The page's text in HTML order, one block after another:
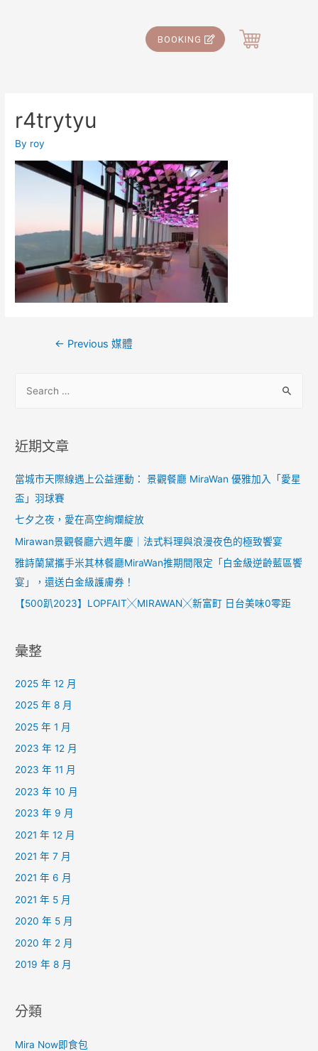
BOOKING
r4trytyu
By roy
← Previous 媒體
近期文章
當城市天際線遇上公益運動： 景觀餐廳 MiraWan 優雅加入「愛星
盃」羽球賽
七夕之夜，愛在高空絢爛綻放
Mirawan景觀餐廳六週年慶｜法式料理與浪漫夜色的極致饗宴
雅詩蘭黛攜手米其林餐廳MiraWan推期間限定「白金級逆齡藍區饗
宴」，還送白金級護膚券！
【500趴2023】LOPFAIT╳MIRAWAN╳新富町 日台美味0零距
彙整
2025 年 12 月
2025 年 8 月
2025 年 1 月
2023 年 12 月
2023 年 11 月
2023 年 10 月
2023 年 9 月
2021 年 12 月
2021 年 7 月
2021 年 6 月
2021 年 5 月
2020 年 5 月
2020 年 2 月
2019 年 8 月
分類
Mira Now即食包